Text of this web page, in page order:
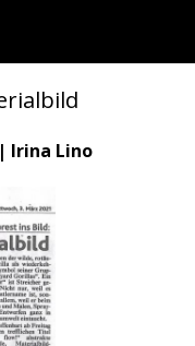
Irina Lino